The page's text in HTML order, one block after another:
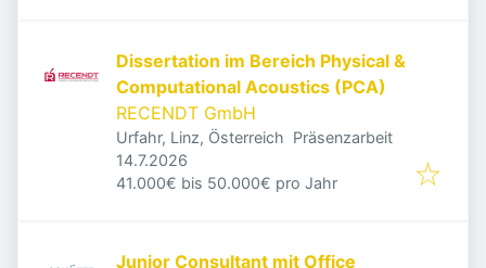
Dissertation im Bereich Physical &
Computational Acoustics (PCA)
RECENDT GmbH
Urfahr, Linz, Österreich Präsenzarbeit
Veröffentlicht
14.7.2026
41.000€ bis 50.000€ pro Jahr
Junior Consultant mit Office